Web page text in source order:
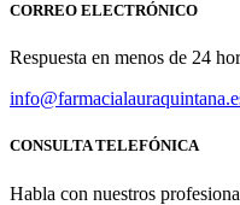
CORREO ELECTRÓNICO
Respuesta en menos de 24
CONSULTA TELEFÓNICA
Habla con nuestros